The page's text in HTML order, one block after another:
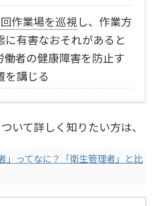
作業場を巡視し、作業方
に有害なおそれがあると
働者の健康障害を防止す
を講じる
いて詳しく知りたい方は、
」ってなに？「衛生管理者」と比